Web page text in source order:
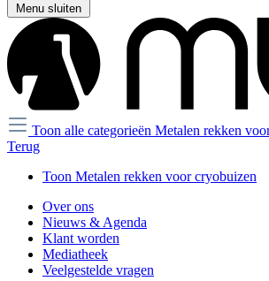
Menu sluiten
Toon alle categorieën Metalen rekken
Terug
Toon Metalen rekken voor cryobuizen
Over ons
Nieuws & Agenda
Klant worden
Mediatheek
Veelgestelde vragen